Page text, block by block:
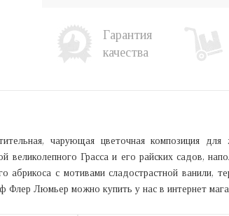
Гарантия
качества
чарующая цветочная композиция
великолепного Грасса и его райских садов,
с мотивами сладострастной ванили,
Люмьер можно купить у нас в интернет